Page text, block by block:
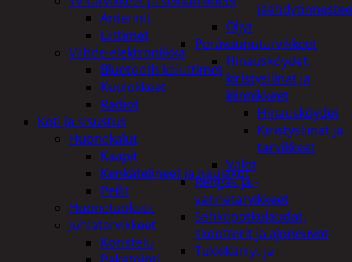
Öljyt
Perävaunutarvikkeet
Hinausköydet,
kiristysliinat ja
kiinnikkeet
Hinausköydet
Kiristysliinat ja
tarvikkeet
Valot
Rengas ja -
vannetarvikkeet
Sähköpotkulaudat,
skootterit ja ajoneuvot
Tukkikärryt ja
Antennit
Liittimet
Viihde-elektroniikka
Bluetooth kaiuttimet
Kuulokkeet
Radiot
Koti ja sisustus
Huonekalut
Kaapit
Kenkätelineet ja naulakot
Peilit
Huonetuoksut
Juhlatarvikkeet
Koristelu